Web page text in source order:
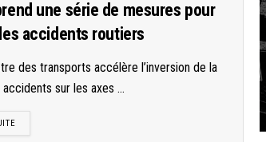
une série de mesures pour
accidents routiers
des transports accélère l’inversion de la
sur les axes ...